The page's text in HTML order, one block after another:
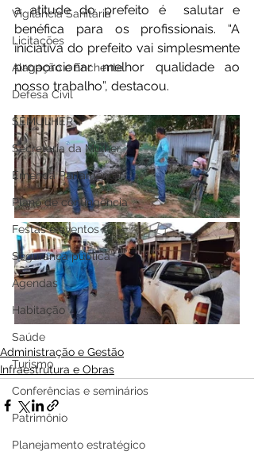
Vigilância Sanitária
Licitações
Alagação e Enchente
Defesa Civil
SEMULHER
Secretaria da Mulher
Emenda Parlamentar
Plano de contingência
Festas e eventos
Segurança pública
Agendas
Habitação
Saúde
Turismo
Conferências e seminários
Patrimônio
Planejamento estratégico
a atitude do prefeito é  salutar e
benéfica para os profissionais. “A
iniciativa do prefeito vai simplesmente
proporcionar melhor qualidade ao
nosso trabalho”, destacou.
Administração e Gestão
Infraestrutura e Obras